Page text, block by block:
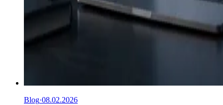
Blog·08.02.2026